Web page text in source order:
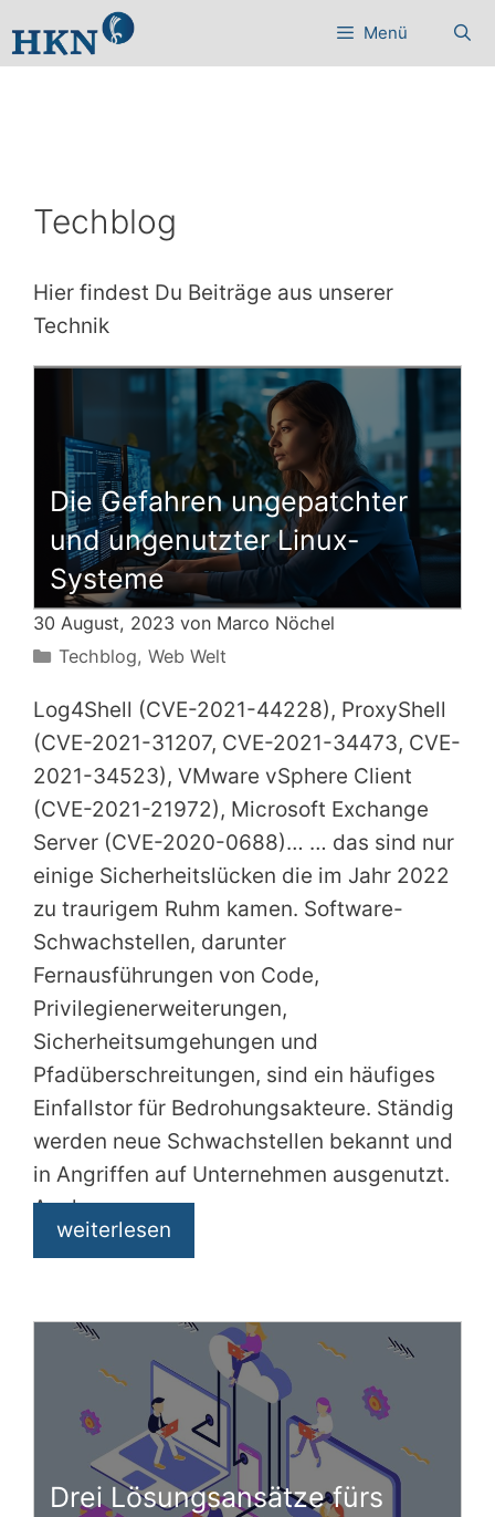
Inhalt
Menü
Techblog
Hier findest Du Beiträge aus unserer
Technik
Die Gefahren ungepatchter
und ungenutzter Linux-
Systeme
30 August, 2023 von Marco Nöchel
Kategorien
Techblog, Web Welt
Log4Shell (CVE-2021-44228), ProxyShell
(CVE-2021-31207, CVE-2021-34473, CVE-
2021-34523), VMware vSphere Client
(CVE-2021-21972), Microsoft Exchange
Server (CVE-2020-0688)… … das sind nur
einige Sicherheitslücken die im Jahr 2022
zu traurigem Ruhm kamen. Software-
Schwachstellen, darunter
Fernausführungen von Code,
Privilegienerweiterungen,
Sicherheitsumgehungen und
Pfadüberschreitungen, sind ein häufiges
Einfallstor für Bedrohungsakteure. Ständig
werden neue Schwachstellen bekannt und
in Angriffen auf Unternehmen ausgenutzt.
Auch
weiterlesen
Drei Lösungsansätze fürs